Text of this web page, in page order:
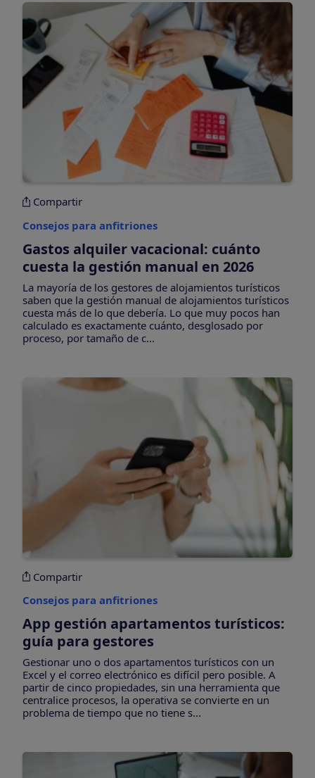
Compartir
Consejos para anfitriones
Gastos alquiler vacacional: cuánto
cuesta la gestión manual en 2026
La mayoría de los gestores de alojamientos turísticos
saben que la gestión manual de alojamientos turísticos
cuesta más de lo que debería. Lo que muy pocos han
calculado es exactamente cuánto, desglosado por
proceso, por tamaño de c...
Compartir
Consejos para anfitriones
App gestión apartamentos turísticos:
guía para gestores
Gestionar uno o dos apartamentos turísticos con un
Excel y el correo electrónico es difícil pero posible. A
partir de cinco propiedades, sin una herramienta que
centralice procesos, la operativa se convierte en un
problema de tiempo que no tiene s...